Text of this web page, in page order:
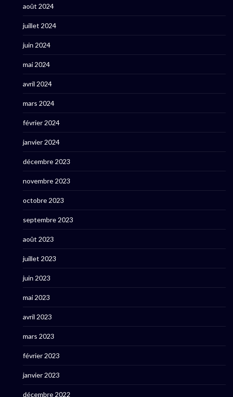
août 2024
juillet 2024
juin 2024
mai 2024
avril 2024
mars 2024
février 2024
janvier 2024
décembre 2023
novembre 2023
octobre 2023
septembre 2023
août 2023
juillet 2023
juin 2023
mai 2023
avril 2023
mars 2023
février 2023
janvier 2023
décembre 2022